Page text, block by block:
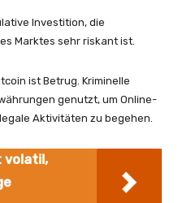
Investition, die
Marktes sehr riskant ist.
ist Betrug. Kriminelle
genutzt, um Online-
Aktivitäten zu begehen.
volatil,